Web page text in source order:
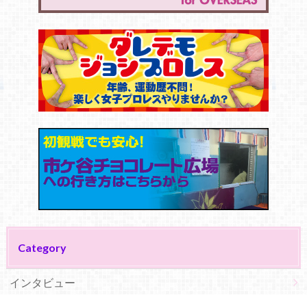
Category
インタビュー